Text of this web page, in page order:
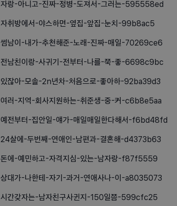
자랑-아니고-진짜-정병-도져서-그러는-595558ed
자취방에서-야스하면-옆집-앞집-눈치-99b8ac5
썸남이-내가-추천해준-노래-진짜-매일-70269ce6
전남친이랑-사귀기-전부터-나를-쭉-좋-6698c9bc
있잖아-모솔-2n년차-처음으로-좋아하-92ba39d3
여러-지역-회사지원하는-취준생-중-커-c6b8e5aa
예전부터-집안일-얘가-매일매일한다해서-f6bd48fd
24살에-두번째-연애인-남편과-결혼해-d4373b63
돈에-예민하고-자격지심-있는-남자랑-f87f5559
상대가-나한테-자기-과거-연애사나-이-a8035073
시간갖자는-남자친구사귄지-150일쯤-599cfc25